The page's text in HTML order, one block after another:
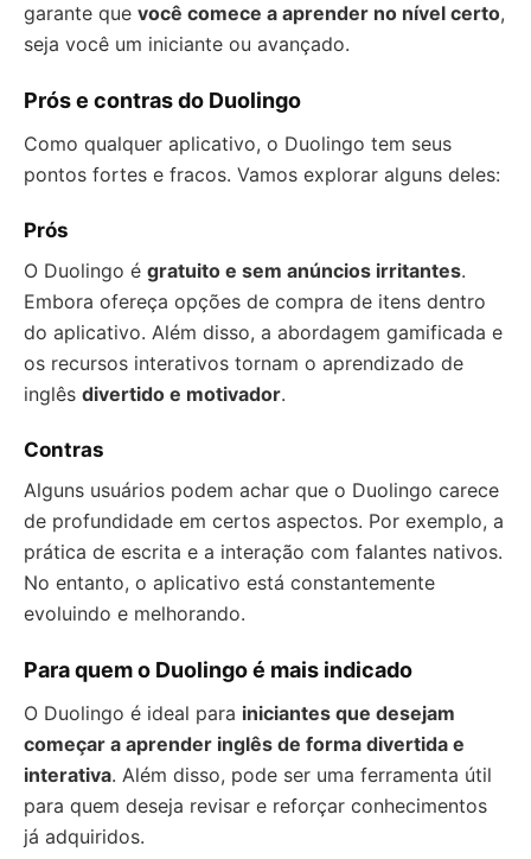
garante que você comece a aprender no nível certo,
seja você um iniciante ou avançado.
Prós e contras do Duolingo
Como qualquer aplicativo, o Duolingo tem seus
pontos fortes e fracos. Vamos explorar alguns deles:
Prós
O Duolingo é gratuito e sem anúncios irritantes.
Embora ofereça opções de compra de itens dentro
do aplicativo. Além disso, a abordagem gamificada e
os recursos interativos tornam o aprendizado de
inglês divertido e motivador.
Contras
Alguns usuários podem achar que o Duolingo carece
de profundidade em certos aspectos. Por exemplo, a
prática de escrita e a interação com falantes nativos.
No entanto, o aplicativo está constantemente
evoluindo e melhorando.
Para quem o Duolingo é mais indicado
O Duolingo é ideal para iniciantes que desejam
começar a aprender inglês de forma divertida e
interativa. Além disso, pode ser uma ferramenta útil
para quem deseja revisar e reforçar conhecimentos
já adquiridos.